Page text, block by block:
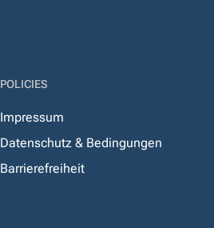
POLICIES
Impressum
Datenschutz & Bedingungen
Barrierefreiheit